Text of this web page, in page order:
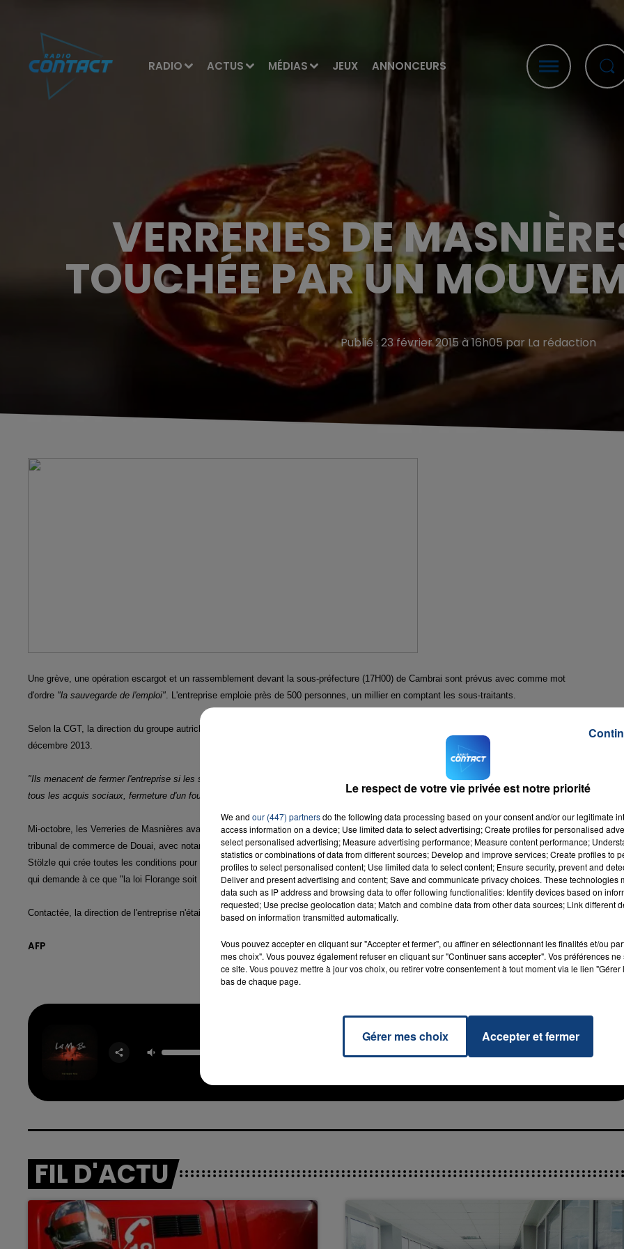
RADIO ACTUS MÉDIAS JEUX ANNONCEURS
VERRERIES DE
TOUCHÉE PAR UN
Publié : 23 février 2015 à 16h05 par La rédaction
Une grève, une opération escargot et un rassemblement devant la sous-préfecture (17H00) de Cambrai sont prévus avec comme mot
d'ordre "la sauvegarde de l'emploi" . L'entreprise emploie près de 500 personnes, un millier en comptant les sous-traitants.
Selon la CGT, la direction du groupe autrichien Stölzle "ne respecte pas ses engagements" négociés lors d'un plan de compétitivité signé en
décembre 2013.
"Ils menacent de fermer l'entreprise si les salariés n'acceptent par leur projet de rachat, avec augmentation du temps de travail, remise en cause de
tous les acquis sociaux, fermeture d'un four et 120 suppressions de postes"
, a déclaré à l'AFP Frédéric Valez, délégué syndical CGT et élu au CE.
Mi-octobre, les Verreries de Masnières avaient été placées en redressement judiciaire, avec une période d'observation de six mois. Une audience
tribunal de commerce de Douai, avec notamment l'étude des offres de reprise, est prévue le 4 mars. "Cette décision est déjà entravée par l'attitude
Stölzle qui crée toutes les conditions pour qu'aucun repreneur ne puisse se déclarer", peut-on lire dans un communiqué de la CGT Verre-céramique,
qui demande à ce que "la loi Florange soit respectée et que les repreneurs potentiels puissent être entendus par les salariés et leurs représentants".
Contactée, la direction de l'entreprise n'était pas joignablepour commenter le mouvement social.
AFP
FIL D'ACTU
La Team de l'été
Le respect de votre vie privée est notre priorité
We and our (447) partnersdo the following data processing based on your consent and/or our legitimate
access information on a device; Use limited data to select advertising; Create profiles for personalised
select personalised advertising; Measure advertising performance; Measure content performance;
statistics or combinations of data from different sources; Develop and improve services; Create profiles to
profiles to select personalised content; Use limited data to select content; Ensure security, prevent and
Deliver and present advertising and content; Save and communicate privacy choices. These technologies
data such as IP address and browsing data to offer following functionalities: Identify devices based on
requested; Use precise geolocation data; Match and combine data from other data sources; Link different
based on information transmitted automatically.
Vous pouvez accepter en cliquant sur "Accepter et fermer", ou affiner en sélectionnant les finalités et/ou
mes choix". Vous pouvez également refuser en cliquant sur "Continuer sans accepter". Vos préférences
ce site. Vous pouvez mettre à jour vos choix, ou retirer votre consentement à tout moment via le lien
bas de chaque page.
Gérer mes choix Accepter et fermer